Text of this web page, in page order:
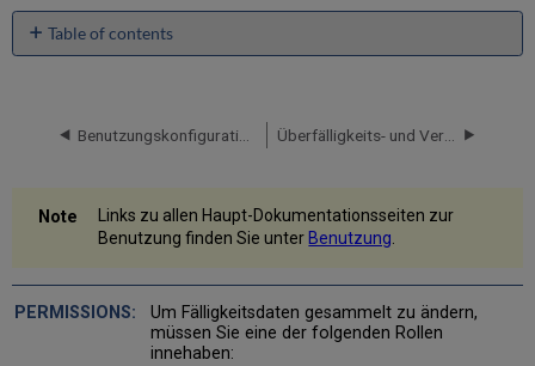
Table of contents
No
Links zu allen Haupt-Dokumentationsseiten zur
Benutzung finden Sie unter Benutzung.
Um Fälligkeitsdaten gesammelt zu ändern,
müssen Sie eine der folgenden Rollen
innehaben: